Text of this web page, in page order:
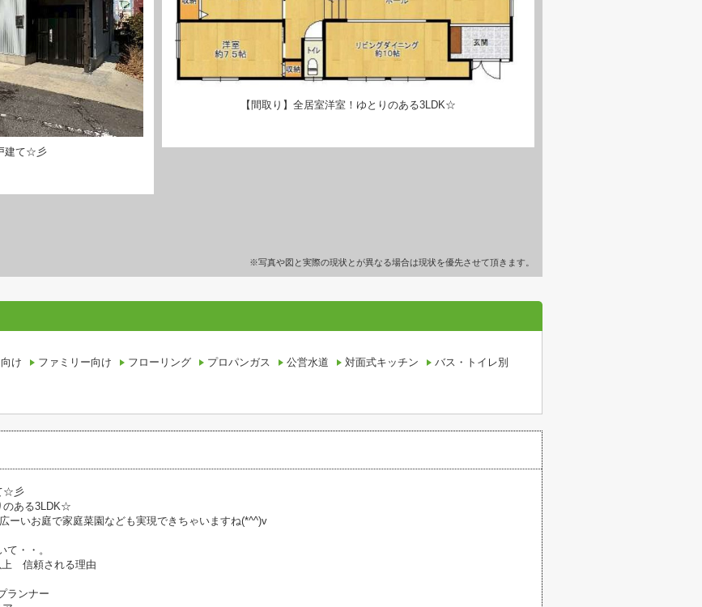
建て☆彡
【間取り】全居室洋室！ゆとりのある3LDK☆
※写真や図と実際の現状とが異なる場合は現状を優先させて頂きます。
け ファミリー向け フローリング プロパンガス 公営水道 対面式キッチン
バス・トイレ別
☆彡
のある3LDK☆
ーいお庭で家庭菜園なども実現できちゃいますね(*^^)v
て・・。
上 信頼される理由
ランナー